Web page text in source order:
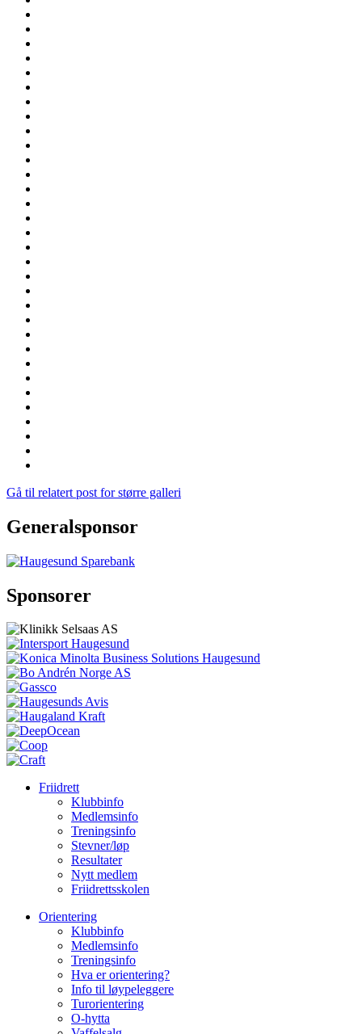
Gå til relatert post for større galleri
Generalsponsor
Sponsorer
Friidrett
Klubbinfo
Medlemsinfo
Treningsinfo
Stevner/løp
Resultater
Nytt medlem
Friidrettsskolen
Orientering
Klubbinfo
Medlemsinfo
Treningsinfo
Hva er orientering?
Info til løypeleggere
Turorientering
O-hytta